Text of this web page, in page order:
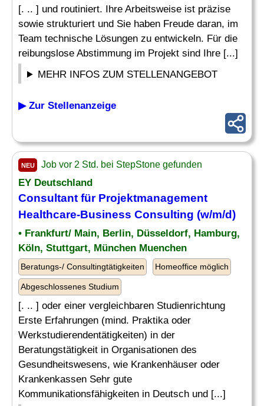
[. .. ] und routiniert. Ihre Arbeitsweise ist präzise
sowie strukturiert und Sie haben Freude daran, im
Team technische Lösungen zu entwickeln. Für die
reibungslose Abstimmung im Projekt sind Ihre [...]
MEHR INFOS ZUM STELLENANGEBOT
▶ Zur Stellenanzeige
NEU Job vor 2 Std. bei StepStone gefunden
EY Deutschland
Consultant für Projektmanagement
Healthcare-Business Consulting (w/m/d)
• Frankfurt/ Main, Berlin, Düsseldorf, Hamburg,
Köln, Stuttgart, München Muenchen
Beratungs-/ Consultingtätigkeiten Homeoffice möglich
Abgeschlossenes Studium
[. .. ] oder einer vergleichbaren Studienrichtung
Erste Erfahrungen (mind. Praktika oder
Werkstudierendentätigkeiten) in der
Beratungstätigkeit in Organisationen des
Gesundheitswesens, wie Krankenhäuser oder
Krankenkassen Sehr gute
Kommunikationsfähigkeiten in Deutsch und [...]